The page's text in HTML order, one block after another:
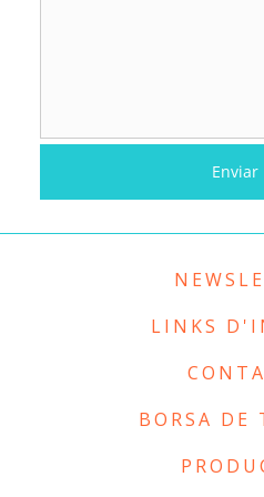
LINKS
BORSA DE